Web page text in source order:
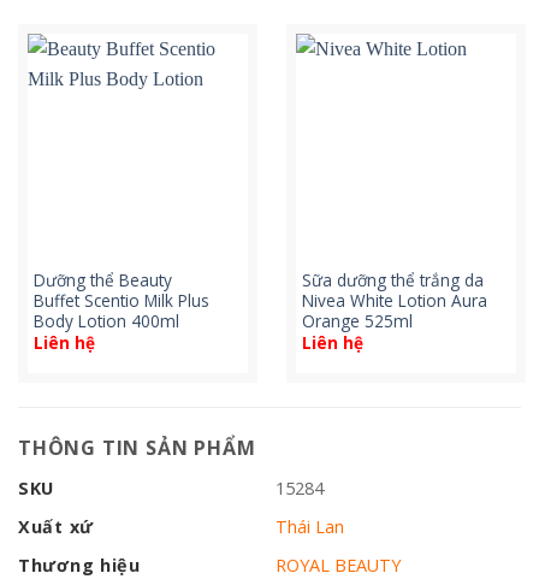
Dưỡng thể Beauty
Buffet Scentio Milk Plus
Body Lotion 400ml
Liên hệ
Sữa dưỡng thể trắng da
Nivea White Lotion Aura
Orange 525ml
Liên hệ
THÔNG TIN SẢN PHẨM
SKU
15284
Xuất xứ
Thái Lan
Thương hiệu
ROYAL BEAUTY